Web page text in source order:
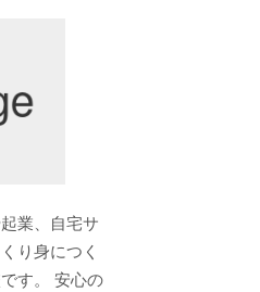
業、自宅サ
り身につく
す。 安心の